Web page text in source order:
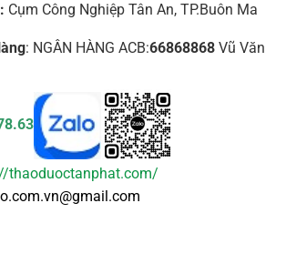
Cụm Công Nghiệp Tân An, TP.Buôn Ma
: NGÂN HÀNG ACB:66868868Vũ Văn
thaoduoctanphat.com/